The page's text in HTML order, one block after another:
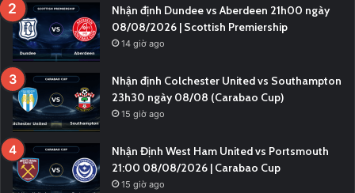
Nhận định Dundee vs Aberdeen 21h00 ngày
08/08/2026 | Scottish Premiership
14 giờ ago
Nhận định Colchester United vs Southampton
23h30 ngày 08/08 (Carabao Cup)
15 giờ ago
Nhận Định West Ham United vs Portsmouth
21:00 08/08/2026 | Carabao Cup
15 giờ ago